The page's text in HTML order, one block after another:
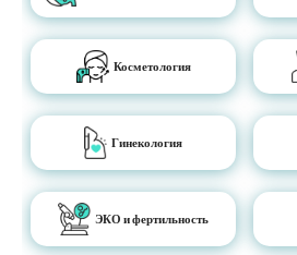
Косметология
Гинекология
ЭКО и фертильность